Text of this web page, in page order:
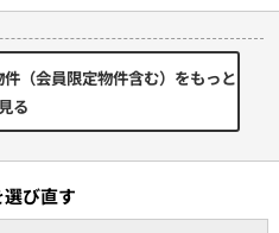
（会員限定物件含む）をもっと
る
び直す